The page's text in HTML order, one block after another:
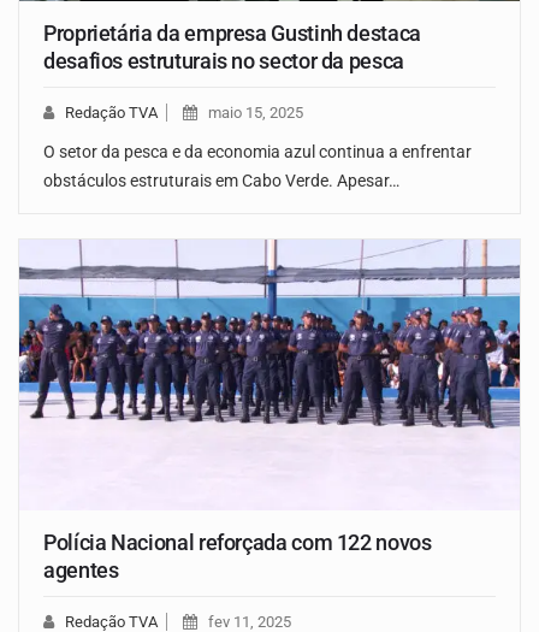
Proprietária da empresa Gustinh destaca
desafios estruturais no sector da pesca
Redação TVA maio 15, 2025
O setor da pesca e da economia azul continua a enfrentar
obstáculos estruturais em Cabo Verde. Apesar…
Polícia Nacional reforçada com 122 novos
agentes
Redação TVA fev 11, 2025